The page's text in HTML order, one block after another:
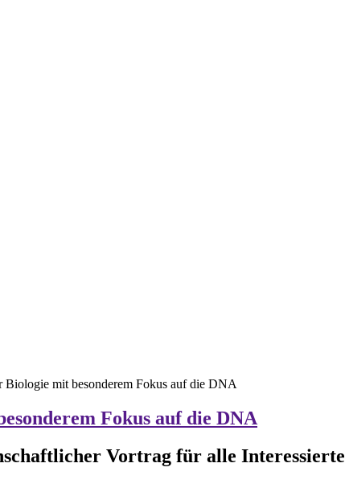
Biologie mit besonderem Fokus auf die DNA
Fokus auf die DNA
Vortrag für alle Interessierte